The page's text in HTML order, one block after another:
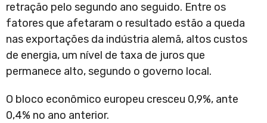
retração pelo segundo ano seguido. Entre os
fatores que afetaram o resultado estão a queda
nas exportações da indústria alemã, altos custos
de energia, um nível de taxa de juros que
permanece alto, segundo o governo local.
O bloco econômico europeu cresceu 0,9%, ante
0,4% no ano anterior.